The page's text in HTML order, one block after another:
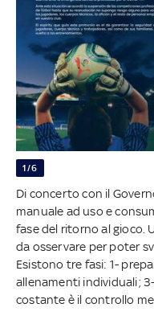
1/6
Di concerto con il
manuale ad uso e
fase del ritorno al gioco.
da osservare per poter
Esistono tre fasi: 1-
allenamenti individuali;
costante è il controllo